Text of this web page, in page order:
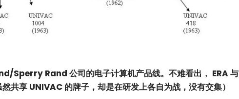
Sperry Rand 公司的电子计算机产品线。不难看出， ERA 与
共享 UNIVAC 的牌子，却是在研发上各自为战，没有交集）